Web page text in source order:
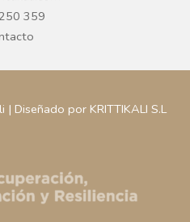
359
por KRITTIKALI S.L